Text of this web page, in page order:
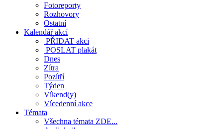
Fotoreporty
Rozhovory
Ostatní
Kalendář akcí
PŘIDAT akci
POSLAT plakát
Dnes
Zítra
Pozítří
Týden
Víkend(y)
Vícedenní akce
Témata
Všechna témata ZDE...